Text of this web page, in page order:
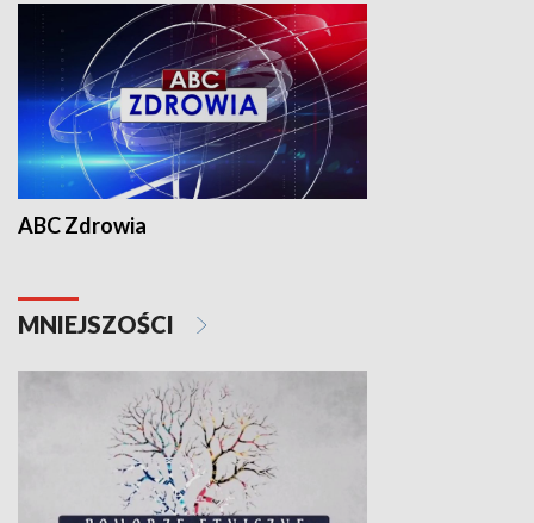
ABC Zdrowia
MNIEJSZOŚCI